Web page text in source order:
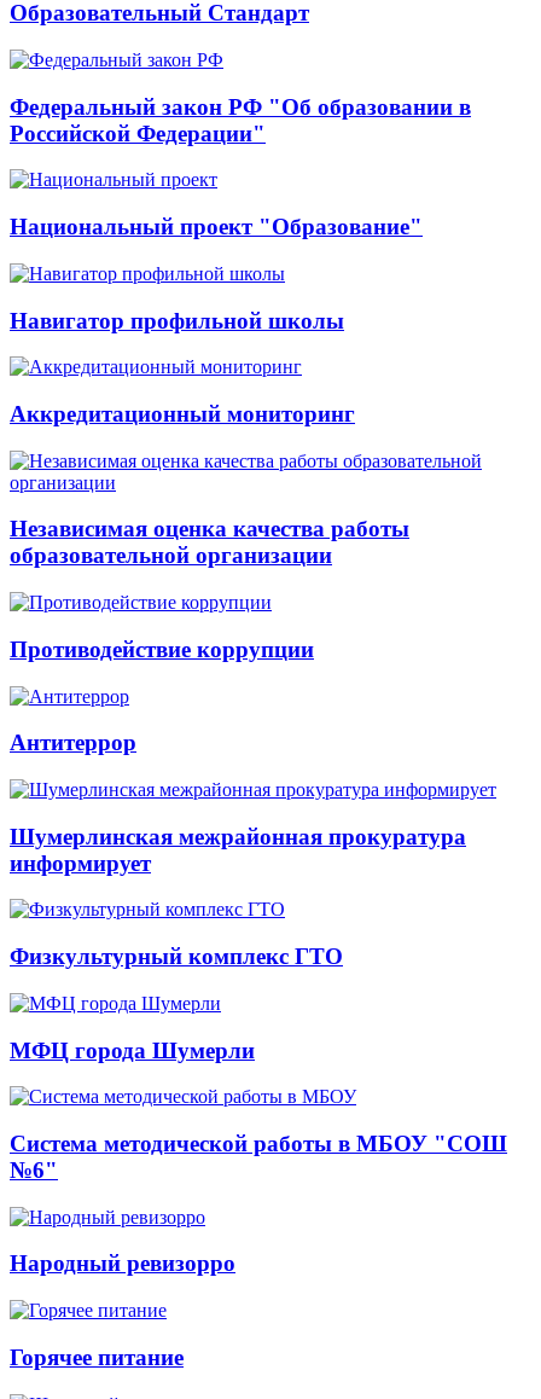
Образовательный Стандарт
Федеральный закон РФ "Об образовании в
Российской Федерации"
Национальный проект "Образование"
Навигатор профильной школы
Аккредитационный мониторинг
Независимая оценка качества работы
образовательной организации
Противодействие коррупции
Антитеррор
Шумерлинская межрайонная прокуратура
информирует
Физкультурный комплекс ГТО
МФЦ города Шумерли
Система методической работы в МБОУ "СОШ
№6"
Народный ревизорро
Горячее питание